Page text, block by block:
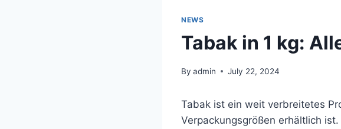
NEWS
Tabak in 1 kg:
By admin July 22, 2024
Tabak ist ein weit verbreitetes
Verpackungsgrößen erhältlich